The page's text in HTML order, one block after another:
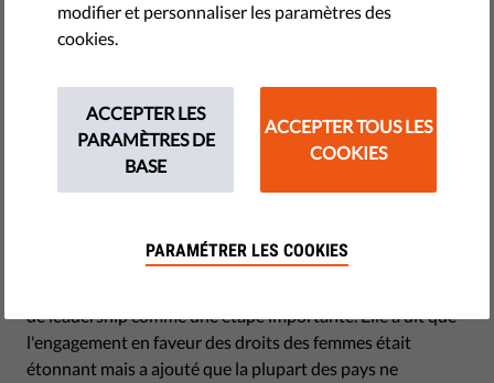
Le directeur exécutif de ONU Femmes, Phumzile Mlambo-
Ngcuka, a visité l'Allemagne en juin. Elle a salué
salué l'introduction d'un quota de femmes à des...
by Adriana Kessler
Ngcuka, a visité l'Allemagne en juin. Elle a salué
l'engagement de l'Allemagne pour les droits des femmes et
de leadership comme une étape importante. Elle a dit que
l'engagement en faveur des droits des femmes était
étonnant mais a ajouté que la plupart des pays ne
modifier et personnaliser les paramètres des
cookies.
ACCEPTER LES
PARAMÈTRES DE
BASE
ACCEPTER TOUS LES
COOKIES
PARAMÉTRER LES COOKIES